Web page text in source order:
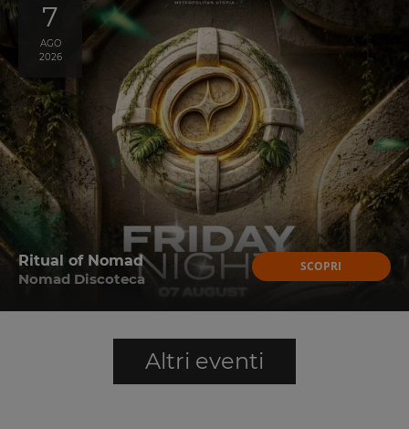
7
AGO
2026
Ritual of Nomad
Nomad Discoteca
SCOPRI
Altri eventi